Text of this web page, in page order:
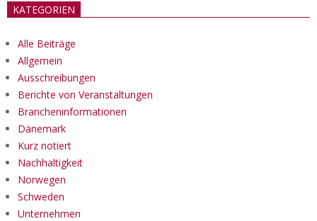
KATEGORIEN
Alle Beiträge
Allgemein
Ausschreibungen
Berichte von Veranstaltungen
Brancheninformationen
Dänemark
Kurz notiert
Nachhaltigkeit
Norwegen
Schweden
Unternehmen